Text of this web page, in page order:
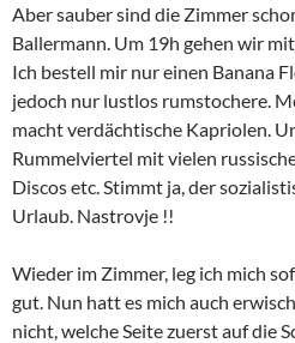
Aber sauber sind die Zimmer
Ballermann. Um 19h gehen wir
Ich bestell mir nur einen Banana
jedoch nur lustlos rumstochere.
macht verdächtische Kapriolen.
Rummelviertel mit vielen
Discos etc. Stimmt ja, der
Urlaub. Nastrovje !!
Wieder im Zimmer, leg ich mich
gut. Nun hatt es mich auch
nicht, welche Seite zuerst auf die